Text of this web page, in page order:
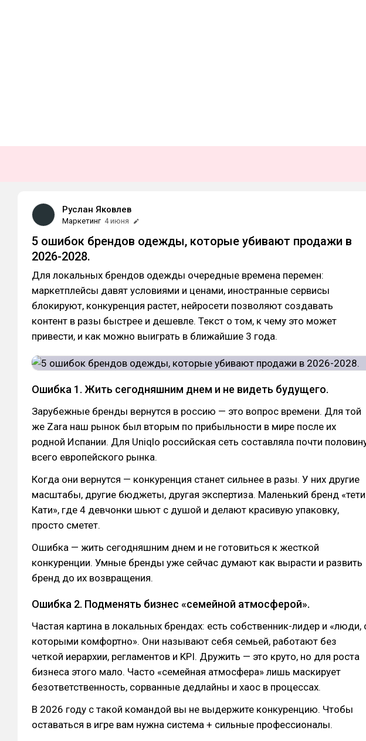
Руслан Яковлев
Маркетинг 4 июня
5 ошибок брендов одежды, которые убивают продажи в
2026-2028.
Для локальных брендов одежды очередные времена перемен:
маркетплейсы давят условиями и ценами, иностранные сервисы
блокируют, конкуренция растет, нейросети позволяют создавать
контент в разы быстрее и дешевле. Текст о том, к чему это может
привести, и как можно выиграть в ближайшие 3 года.
Ошибка 1. Жить сегодняшним днем и не видеть будущего.
Зарубежные бренды вернутся в россию — это вопрос времени. Для той
же Zara наш рынок был вторым по прибыльности в мире после их
родной Испании. Для Uniqlo российская сеть составляла почти
всего европейского рынка.
Когда они вернутся — конкуренция станет сильнее в разы. У них другие
масштабы, другие бюджеты, другая экспертиза. Маленький бренд «тети
Кати», где 4 девчонки шьют с душой и делают красивую упаковку,
просто сметет.
Ошибка — жить сегодняшним днем и не готовиться к жесткой
конкуренции. Умные бренды уже сейчас думают как вырасти и развить
бренд до их возвращения.
Ошибка 2. Подменять бизнес «семейной атмосферой».
Частая картина в локальных брендах: есть собственник-лидер и «люди,
которыми комфортно». Они называют себя семьей, работают без
четкой иерархии, регламентов и KPI. Дружить — это круто, но для роста
бизнеса этого мало. Часто «семейная атмосфера» лишь маскирует
безответственность, сорванные дедлайны и хаос в процессах.
В 2026 году с такой командой вы не выдержите конкуренцию. Чтобы
оставаться в игре вам нужна система + сильные профессионалы.